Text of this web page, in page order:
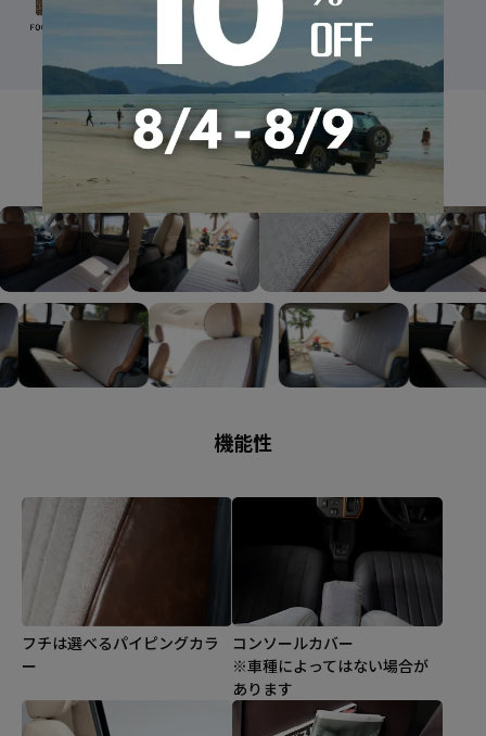
GALLERY
機能性
フチは選べるパイピングカラ
ー
コンソールカバー
※車種によってはない場合が
あります